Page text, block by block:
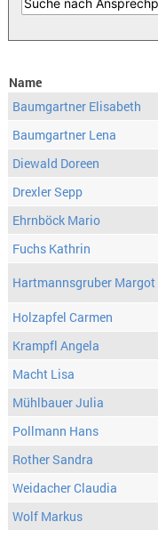
Name
Baumgartner Elisabeth
Baumgartner Lena
Diewald Doreen
Drexler Sepp
Ehrnböck Mario
Fuchs Kathrin
Hartmannsgruber Margot
Holzapfel Carmen
Krampfl Angela
Macht Lisa
Mühlbauer Julia
Pollmann Hans
Rother Sandra
Weidacher Claudia
Wolf Markus